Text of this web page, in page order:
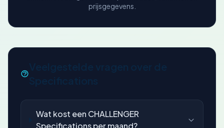
prijsgegevens.
Wat kost een CHALLENGER
Specifications per maand?